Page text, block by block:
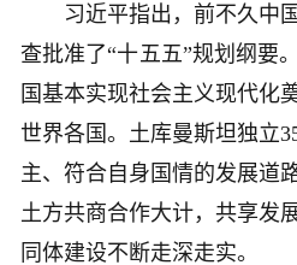
习近平指出，前不久中国
查批准了“十五五”规划纲要
国基本实现社会主义现代化
世界各国。土库曼斯坦独立
主、符合自身国情的发展道
土方共商合作大计，共享发
同体建设不断走深走实。